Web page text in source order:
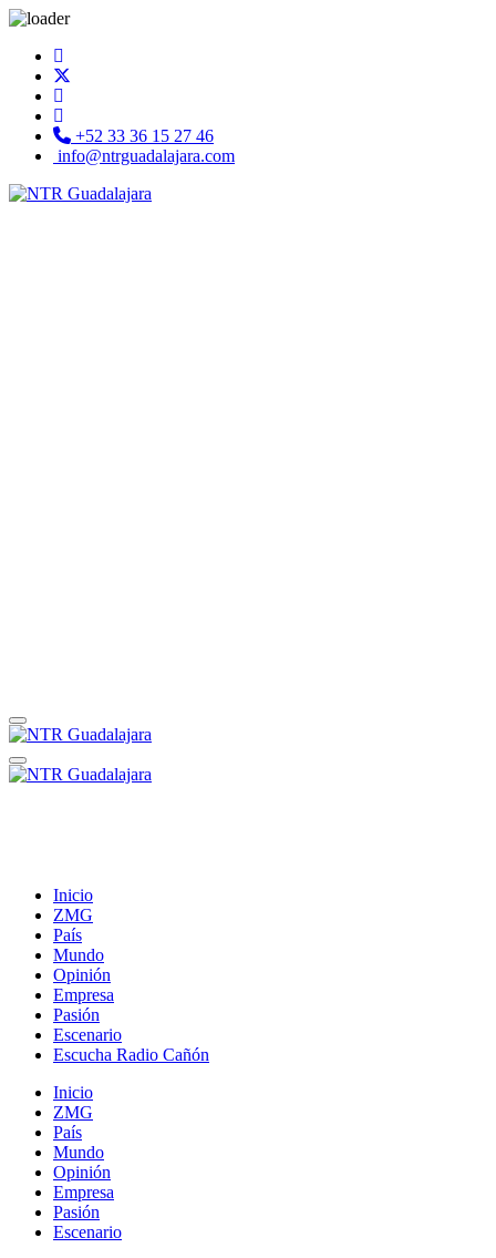
+52 33 36 15 27 46
info@ntrguadalajara.com
Inicio
ZMG
País
Mundo
Opinión
Empresa
Pasión
Escenario
Escucha Radio Cañón
Inicio
ZMG
País
Mundo
Opinión
Empresa
Pasión
Escenario